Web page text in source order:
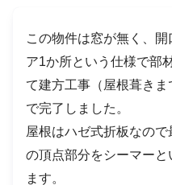
この物件は窓が無く、
ア1か所という仕様で部
て建方工事（屋根葺き
で完了しました。
屋根はハゼ式折板なの
の頂点部分をシーマーと
ます。